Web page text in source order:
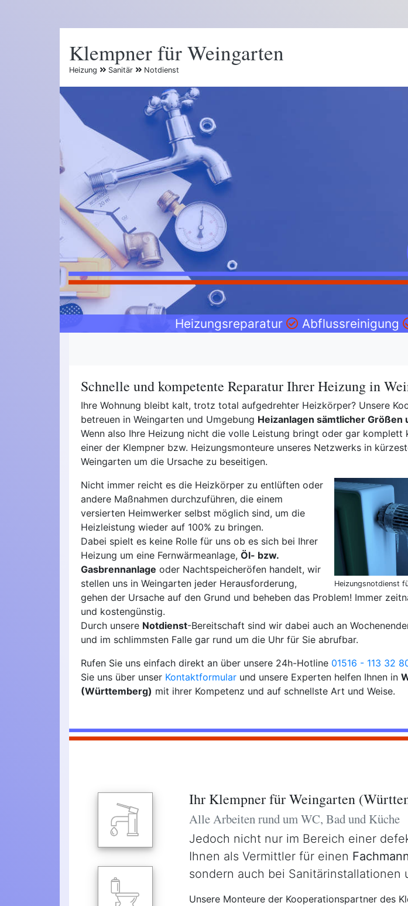
Klempner für Weingarten
Heizung Sanitär Notdienst
Heizungsreparatur Abflussreinigung
Schnelle und kompetente Reparatur Ihrer Heizung in
Ihre Wohnung bleibt kalt, trotz total aufgedrehter Heizkörper? Unsere
betreuen in Weingarten und Umgebung Heizanlagen sämtlicher Größen
Wenn also Ihre Heizung nicht die volle Leistung bringt oder gar komplett
einer der Klempner bzw. Heizungsmonteure unseres Netzwerks in
Weingarten um die Ursache zu beseitigen.
Heizungsnotdienst
Nicht immer reicht es die Heizkörper zu entlüften oder
andere Maßnahmen durchzuführen, die einem
versierten Heimwerker selbst möglich sind, um die
Heizleistung wieder auf 100% zu bringen.
Dabei spielt es keine Rolle für uns ob es sich bei Ihrer
Heizung um eine Fernwärmeanlage, Öl- bzw.
Gasbrennanlage oder Nachtspeicheröfen handelt, wir
stellen uns in Weingarten jeder Herausforderung,
gehen der Ursache auf den Grund und beheben das Problem! Immer
und kostengünstig.
Durch unsere Notdienst-Bereitschaft sind wir dabei auch an
und im schlimmsten Falle gar rund um die Uhr für Sie abrufbar.
Rufen Sie uns einfach direkt an über unsere 24h-Hotline 01516 - 113 32
Sie uns über unser Kontaktformular und unsere Experten helfen Ihnen in
(Württemberg) mit ihrer Kompetenz und auf schnellste Art und Weise.
Ihr Klempner für Weingarten
Alle Arbeiten rund um WC, Bad und Küche
Jedoch nicht nur im Bereich einer
Ihnen als Vermittler für einen
sondern auch bei
Unsere Monteure der Kooperationspartner des